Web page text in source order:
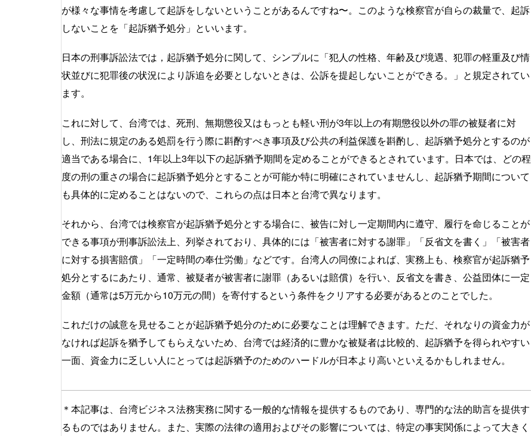
が様々な事情を考慮して起訴をしないということがあるんですね〜。このような検察官が自らの裁量で、起訴
しないことを「起訴猶予処分」といいます。
日本の刑事訴訟法では，起訴猶予処分に関して、シンプルに「犯人の性格、年齢及び境遇、犯罪の軽重及び情
状並びに犯罪後の状況により訴追を必要としないときは、公訴を提起しないことができる。」と規定されてい
ます。
これに対して、台湾では、死刑、無期懲役又はもっとも軽い刑が3年以上の有期懲役以外の罪の被疑者に対
し、刑法に規定のある処罰を行う際に斟酌すべき事項及び公共の利益保護を斟酌し、起訴猶予処分とするのが
適当である場合に、1年以上3年以下の起訴猶予期間を定めることができるとされています。日本では、どの程
度の刑の重さの場合に起訴猶予処分とすることが可能か特に明確にされていませんし、起訴猶予期間について
も具体的に定めることはないので、これらの点は日本と台湾で異なります。
それから、台湾では検察官が起訴猶予処分とする場合に、被告に対し一定期間内に遵守、履行を命じることが
できる事項が刑事訴訟法上、列挙されており、具体的には「被害者に対する謝罪」「反省文を書く」「被害者
に対する損害賠償」「一定時間の奉仕労働」などです。台湾人の同僚によれば、実務上も、検察官が起訴猶予
処分とするにあたり、通常、被疑者が被害者に謝罪（あるいは賠償）を行い、反省文を書き、公益団体に一定
金額（通常は5万元から10万元の間）を寄付するという条件をクリアする必要があるとのことでした。
これだけの誠意を見せることが起訴猶予処分のために必要なことは理解できます。ただ、それなりの資金力が
なければ起訴を猶予してもらえないため、台湾では経済的に豊かな被疑者は比較的、起訴猶予を得られやすい
一面、資金力に乏しい人にとっては起訴猶予のためのハードルが日本より高いといえるかもしれません。
＊本記事は、台湾ビジネス法務実務に関する一般的な情報を提供するものであり、専門的な法的助言を提供す
るものではありません。また、実際の法律の適用およびその影響については、特定の事実関係によって大きく